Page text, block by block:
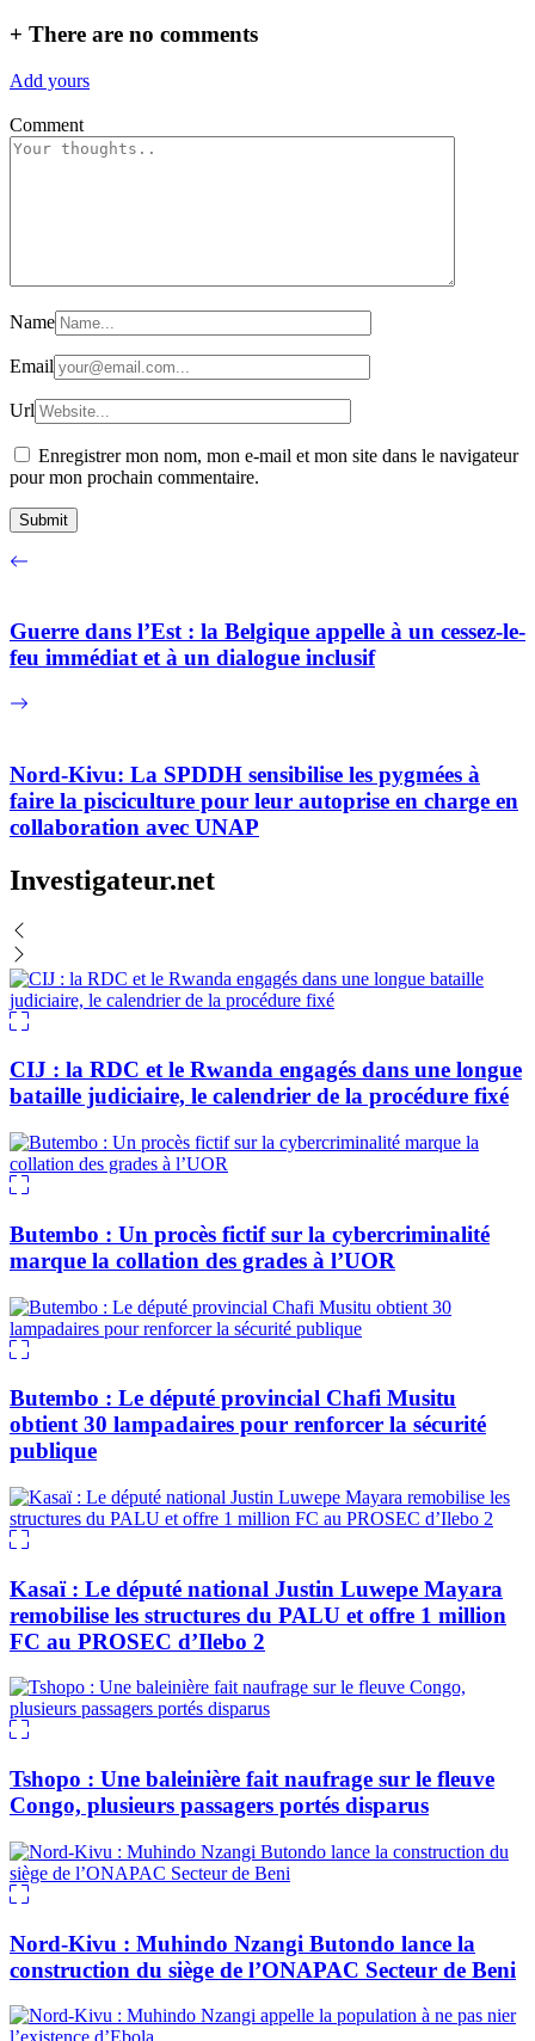
+ There are no comments
Add yours
Comment
Name
Email
Url
Enregistrer mon nom, mon e-mail et mon site dans le navigateur
pour mon prochain commentaire.
Guerre dans l’Est : la Belgique appelle à un cessez-le-
feu immédiat et à un dialogue inclusif
Nord-Kivu: La SPDDH sensibilise les pygmées à
faire la pisciculture pour leur autoprise en charge en
collaboration avec UNAP
Investigateur.net
CIJ : la RDC et le Rwanda engagés dans une longue
bataille judiciaire, le calendrier de la procédure fixé
Butembo : Un procès fictif sur la cybercriminalité
marque la collation des grades à l’UOR
Butembo : Le député provincial Chafi Musitu
obtient 30 lampadaires pour renforcer la sécurité
publique
Kasaï : Le député national Justin Luwepe Mayara
remobilise les structures du PALU et offre 1 million
FC au PROSEC d’Ilebo 2
Tshopo : Une baleinière fait naufrage sur le fleuve
Congo, plusieurs passagers portés disparus
Nord-Kivu : Muhindo Nzangi Butondo lance la
construction du siège de l’ONAPAC Secteur de Beni